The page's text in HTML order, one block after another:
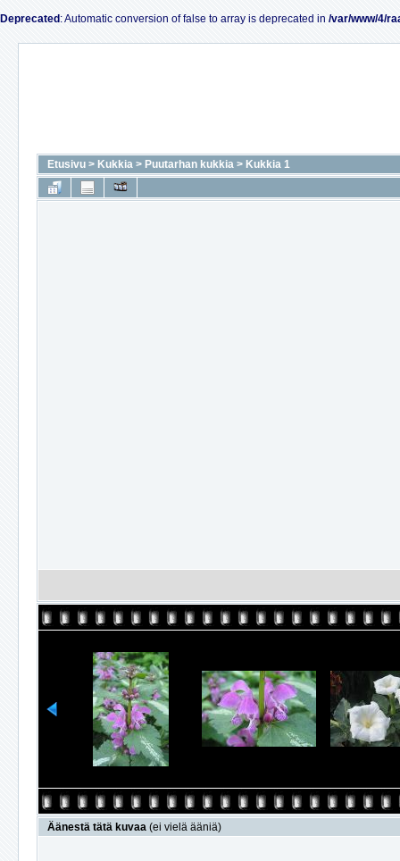
Deprecated : Automatic conversion of false to array is deprecated in /var/www/4/
Etusivu > Kukkia > Puutarhan kukkia > Kukkia 1
Äänestä tätä kuvaa (ei vielä ääniä)